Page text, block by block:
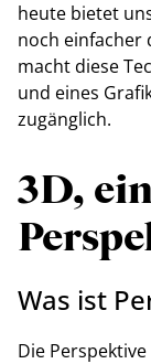
heute bietet
noch einfacher
macht diese
und eines
zugänglich.
3D,
Was ist
Die